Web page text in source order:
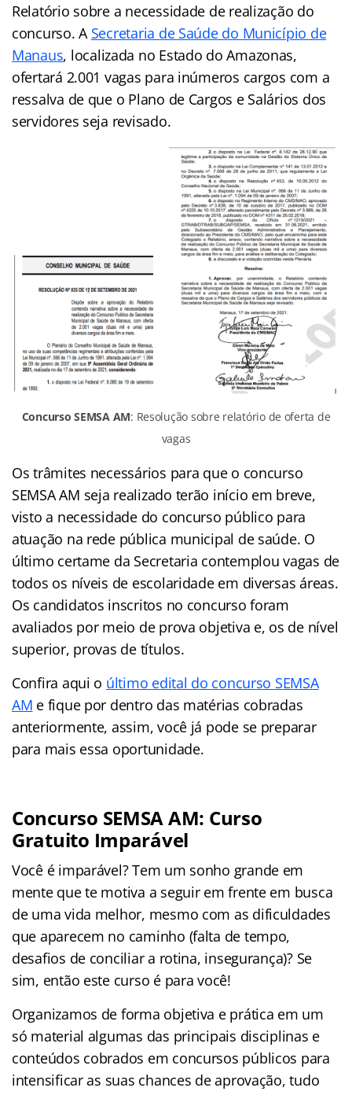
Relatório sobre a necessidade de realização do
concurso. A Secretaria de Saúde do Município de
Manaus, localizada no Estado do Amazonas,
ofertará 2.001 vagas para inúmeros cargos com a
ressalva de que o Plano de Cargos e Salários dos
servidores seja revisado.
Concurso SEMSA AM: Resolução sobre relatório de oferta de
vagas
Os trâmites necessários para que o concurso
SEMSA AM seja realizado terão início em breve,
visto a necessidade do concurso público para
atuação na rede pública municipal de saúde. O
último certame da Secretaria contemplou vagas de
todos os níveis de escolaridade em diversas áreas.
Os candidatos inscritos no concurso foram
avaliados por meio de prova objetiva e, os de nível
superior, provas de títulos.
Confira aqui o último edital do concurso SEMSA
AM e fique por dentro das matérias cobradas
anteriormente, assim, você já pode se preparar
para mais essa oportunidade.
Concurso SEMSA AM: Curso
Gratuito Imparável
Você é imparável? Tem um sonho grande em
mente que te motiva a seguir em frente em busca
de uma vida melhor, mesmo com as dificuldades
que aparecem no caminho (falta de tempo,
desafios de conciliar a rotina, insegurança)? Se
sim, então este curso é para você!
Organizamos de forma objetiva e prática em um
só material algumas das principais disciplinas e
conteúdos cobrados em concursos públicos para
intensificar as suas chances de aprovação, tudo